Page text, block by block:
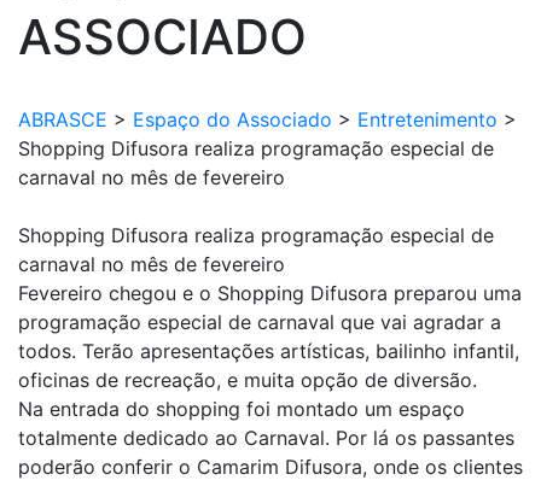
ASSOCIADO
ABRASCE > Espaço do Associado > Entretenimento >
Shopping Difusora realiza programação especial de
carnaval no mês de fevereiro
Shopping Difusora realiza programação especial de
carnaval no mês de fevereiro
Fevereiro chegou e o Shopping Difusora preparou uma
programação especial de carnaval que vai agradar a
todos. Terão apresentações artísticas, bailinho infantil,
oficinas de recreação, e muita opção de diversão.
Na entrada do shopping foi montado um espaço
totalmente dedicado ao Carnaval. Por lá os passantes
poderão conferir o Camarim Difusora, onde os clientes